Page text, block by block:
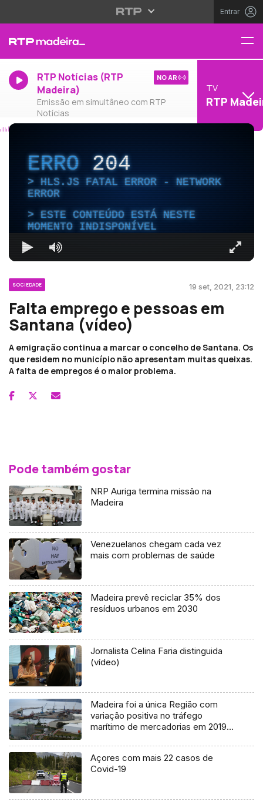
Entrar
RTP Notícias (RTP
Madeira)
Emissão em simultâneo com RTP
Notícias
NO AR
TV
RTP
ERRO204
HLS.JS FATAL ERROR - NETWORK
ERROR
ESTE CONTEÚDO ESTÁ NESTE
MOMENTO INDISPONÍVEL
SOCIEDADE 19 set, 2021, 23:12
Falta emprego e pessoas em
Santana (vídeo)
A emigração continua a marcar o concelho de Santana. Os
que residem no município não apresentam muitas queixas.
A falta de empregos é o maior problema.
Pode também gostar
NRP Auriga termina missão na
Madeira
Venezuelanos chegam cada vez
mais com problemas de saúde
Madeira prevê reciclar 35% dos
resíduos urbanos em 2030
Jornalista Celina Faria distinguida
(vídeo)
Madeira foi a única Região com
variação positiva no tráfego
marítimo de mercadorias em 2019
Açores com mais 22 casos de
Covid-19